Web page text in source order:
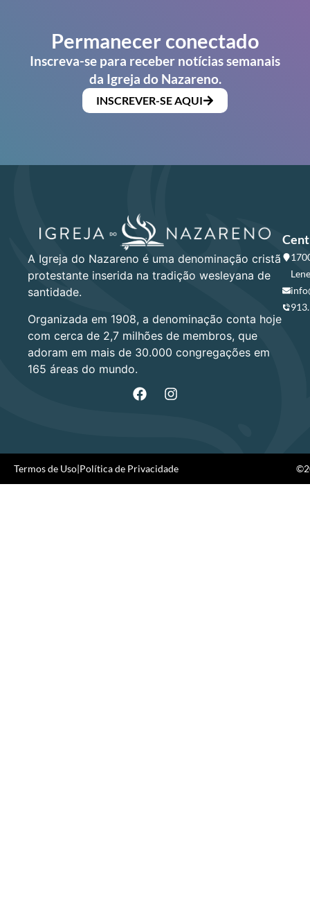
Permanecer conectado
Inscreva-se para receber notícias semanais
da Igreja do Nazareno.
INSCREVER-SE AQUI
A Igreja do Nazareno é uma denominação cristã
protestante inserida na tradição wesleyana de
santidade.
Organizada em 1908, a denominação conta hoje
com cerca de 2,7 milhões de membros, que
adoram em mais de 30.000 congregações em
165 áreas do mundo.
Termos de Uso|Política de Privacidade